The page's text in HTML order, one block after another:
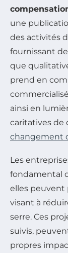
une
des activités
fournissant
que
prend en
ainsi en
caritatives de
changement
Les
fondamental
elles peuvent
visant à
serre. Ces
suivis,
propres